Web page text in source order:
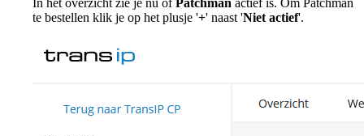
In het overzicht zie je nu ofPatchman actief is. Om Patchman
te bestellen klik je op het plusje '+' naast 'Niet actief'.